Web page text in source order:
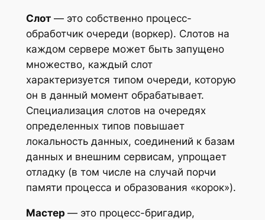
Слот— это собственно процесс-
обработчик очереди (воркер). Слотов на
каждом сервере может быть запущено
множество, каждый слот
характеризуется типом очереди, которую
он в данный момент обрабатывает.
Специализация слотов на очередях
определенных типов повышает
локальность данных, соединений к базам
данных и внешним сервисам, упрощает
отладку (в том числе на случай порчи
памяти процесса и образования «корок»).
Мастер — это процесс-бригадир,